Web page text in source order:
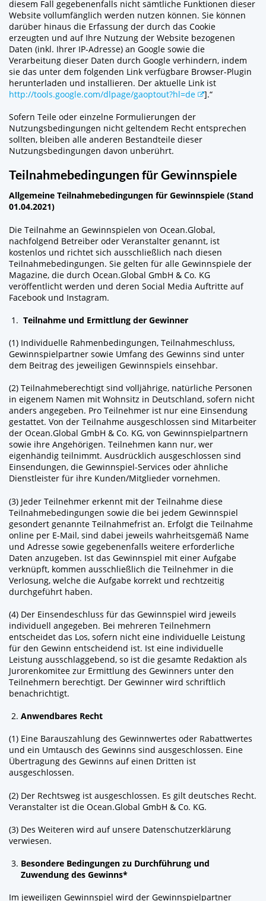
diesem Fall gegebenenfalls nicht sämtliche Funktionen dieser
Website vollumfänglich werden nutzen können. Sie können
darüber hinaus die Erfassung der durch das Cookie
erzeugten und auf Ihre Nutzung der Website bezogenen
Daten (inkl. Ihrer IP-Adresse) an Google sowie die
Verarbeitung dieser Daten durch Google verhindern, indem
sie das unter dem folgenden Link verfügbare Browser-Plugin
herunterladen und installieren. Der aktuelle Link ist
http://tools.google.com/dlpage/gaoptout?hl=de
].“
Sofern Teile oder einzelne Formulierungen der
Nutzungsbedingungen nicht geltendem Recht entsprechen
sollten, bleiben alle anderen Bestandteile dieser
Nutzungsbedingungen davon unberührt.
Teilnahmebedingungen für Gewinnspiele
Allgemeine Teilnahmebedingungen für Gewinnspiele (Stand
01.04.2021)
Die Teilnahme an Gewinnspielen von Ocean.Global,
nachfolgend Betreiber oder Veranstalter genannt, ist
kostenlos und richtet sich ausschließlich nach diesen
Teilnahmebedingungen. Sie gelten für alle Gewinnspiele der
Magazine, die durch Ocean.Global GmbH & Co. KG
veröffentlicht werden und deren Social Media Auftritte auf
Facebook und Instagram.
Teilnahme und Ermittlung der Gewinner
(1) Individuelle Rahmenbedingungen, Teilnahmeschluss,
Gewinnspielpartner sowie Umfang des Gewinns sind unter
dem Beitrag des jeweiligen Gewinnspiels einsehbar.
(2) Teilnahmeberechtigt sind volljährige, natürliche Personen
in eigenem Namen mit Wohnsitz in Deutschland, sofern nicht
anders angegeben. Pro Teilnehmer ist nur eine Einsendung
gestattet. Von der Teilnahme ausgeschlossen sind Mitarbeiter
der Ocean.Global GmbH & Co. KG, von Gewinnspielpartnern
sowie ihre Angehörigen. Teilnehmen kann nur, wer
eigenhändig teilnimmt. Ausdrücklich ausgeschlossen sind
Einsendungen, die Gewinnspiel-Services oder ähnliche
Dienstleister für ihre Kunden/Mitglieder vornehmen.
(3) Jeder Teilnehmer erkennt mit der Teilnahme diese
Teilnahmebedingungen sowie die bei jedem Gewinnspiel
gesondert genannte Teilnahmefrist an. Erfolgt die Teilnahme
online per E-Mail, sind dabei jeweils wahrheitsgemäß Name
und Adresse sowie gegebenenfalls weitere erforderliche
Daten anzugeben. Ist das Gewinnspiel mit einer Aufgabe
verknüpft, kommen ausschließlich die Teilnehmer in die
Verlosung, welche die Aufgabe korrekt und rechtzeitig
durchgeführt haben.
(4) Der Einsendeschluss für das Gewinnspiel wird jeweils
individuell angegeben. Bei mehreren Teilnehmern
entscheidet das Los, sofern nicht eine individuelle Leistung
für den Gewinn entscheidend ist. Ist eine individuelle
Leistung ausschlaggebend, so ist die gesamte Redaktion als
Jurorenkomitee zur Ermittlung des Gewinners unter den
Teilnehmern berechtigt. Der Gewinner wird schriftlich
benachrichtigt.
Anwendbares Recht
(1) Eine Barauszahlung des Gewinnwertes oder Rabattwertes
und ein Umtausch des Gewinns sind ausgeschlossen. Eine
Übertragung des Gewinns auf einen Dritten ist
ausgeschlossen.
(2) Der Rechtsweg ist ausgeschlossen. Es gilt deutsches Recht.
Veranstalter ist die Ocean.Global GmbH & Co. KG.
(3) Des Weiteren wird auf unsere Datenschutzerklärung
verwiesen.
Besondere Bedingungen zu Durchführung und
Zuwendung des Gewinns*
Im jeweiligen Gewinnspiel wird der Gewinnspielpartner